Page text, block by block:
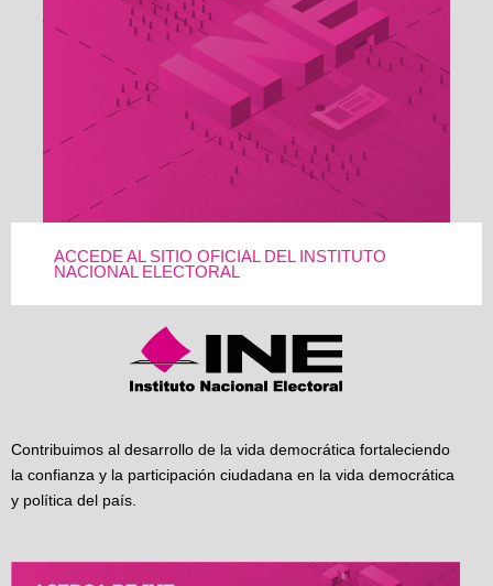
ACCEDE AL SITIO OFICIAL DEL INSTITUTO
NACIONAL ELECTORAL
Contribuimos al desarrollo de la vida democrática fortaleciendo
la confianza y la participación ciudadana en la vida democrática
y política del país.